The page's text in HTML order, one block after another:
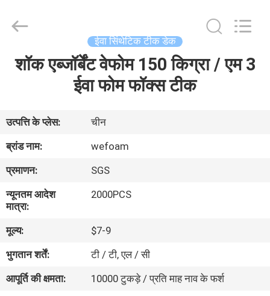
घर
वीडियो
हमारे
बारे
में
कारखाना
भ्रमण
Rights
ECER
ईवा सिंथेटिक टीक डेक
शॉक एब्जॉर्बेंट वेफोम 150 किग्रा / एम 3
ईवा फोम फॉक्स टीक
उत्पत्ति के प्लेस:
चीन
ब्रांड नाम:
wefoam
प्रमाणन:
SGS
न्यूनतम आदेश
मात्रा:
2000PCS
मूल्य:
$7-9
भुगतान शर्तें:
टी / टी, एल / सी
आपूर्ति की क्षमता:
10000 टुकड़े / प्रति माह नाव के फर्श